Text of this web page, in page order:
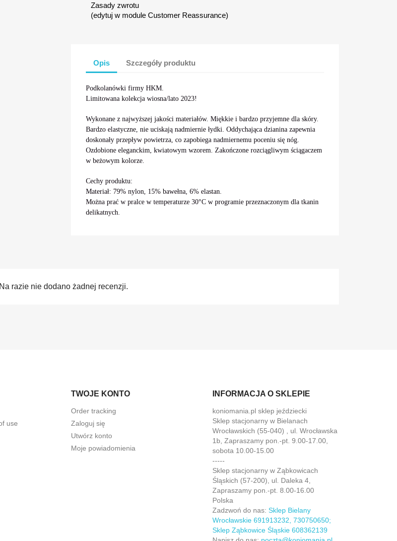
Zasady zwrotu
(edytuj w module Customer Reassurance)
Opis Szczegóły produktu
Podkolanówki firmy HKM.
Limitowana kolekcja wiosna/lato 2023!
Wykonane z najwyższej jakości materiałów. Miękkie i bardzo przyjemne dla skóry.
Bardzo elastyczne, nie uciskają nadmiernie łydki. Oddychająca dzianina zapewnia
doskonały przepływ powietrza, co zapobiega nadmiernemu poceniu się nóg.
Ozdobione eleganckim, kwiatowym wzorem. Zakończone rozciągliwym ściągaczem
w beżowym kolorze.
Cechy produktu:
Materiał: 79% nylon, 15% bawełna, 6% elastan.
Można prać w pralce w temperaturze 30°C w programie przeznaczonym dla tkanin
delikatnych.
Na razie nie dodano żadnej recenzji.
use
TWOJE KONTO
Order tracking
Zaloguj się
Utwórz konto
Moje powiadomienia
INFORMACJA O SKLEPIE
koniomania.pl sklep jeździecki
Sklep stacjonarny w Bielanach
Wrocławskich (55-040) , ul. Wrocławska
1b, Zapraszamy pon.-pt. 9.00-17.00,
sobota 10.00-15.00
-----
Sklep stacjonarny w Ząbkowicach
Śląskich (57-200), ul. Daleka 4,
Zapraszamy pon.-pt. 8.00-16.00
Polska
Zadzwoń do nas: Sklep Bielany
Wrocławskie 691913232, 730750650;
Sklep Ząbkowice Śląskie 608362139